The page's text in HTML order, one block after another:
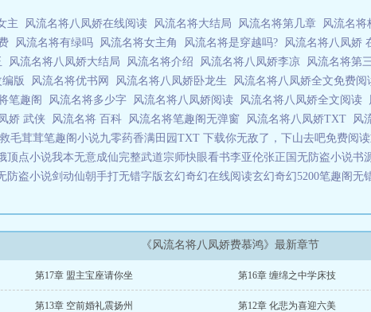
主 风流名将八凤娇在线阅读 风流名将大结局 风流名将第几章 风流名将
风流名将有绿吗 风流名将女主角 风流名将是穿越吗? 风流名将八凤娇
风流名将八凤娇大结局 风流名将介绍 风流名将八凤娇李凉 风流名将第
编版 风流名将优书网 风流名将八凤娇卧龙生 风流名将八凤娇全文免费阅
笔趣阁 风流名将多少字 风流名将八凤娇阅读 风流名将八凤娇全文阅读
娇 武侠 风流名将 百科 风流名将笔趣阁无弹窗 风流名将八凤娇TXT 风
毛茸茸笔趣阁小说九零药香满田园TXT 下载你无敌了，下山去吧免费阅读
顶点小说我本无意成仙完整武道宗师快眼看书李亚伦张正国无防盗小说书
防盗小说剑动仙朝手打无错字版玄幻奇幻在线阅读玄幻奇幻5200笔趣阁无
《风流名将八凤娇费慕鸿》最新章节
第17章 盟主宝座请你坐 第16章 缠绵之中学床技
第13章 空前婚礼震扬州 第12章 化悲为喜迎六美